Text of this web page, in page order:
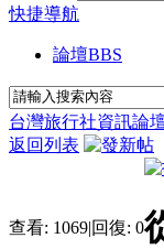
快捷導航
論壇BBS
台灣旅行社資訊論
返回列表
查看: 1069|回復: 0